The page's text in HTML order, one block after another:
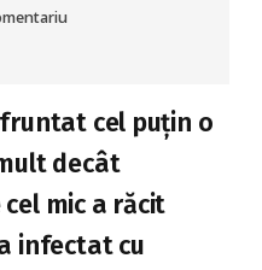
cel puțin o
decât
mic a răcit
infectat cu